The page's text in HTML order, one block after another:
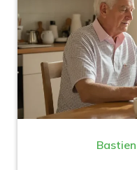
Bastien